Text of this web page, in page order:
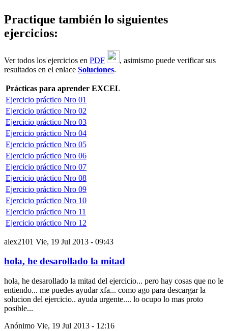
Practique también lo siguientes
ejercicios:
Ver todos los ejercicios en PDF
, asimismo puede verificar sus
resultados en el enlace Soluciones.
Prácticas para aprender EXCEL
Ejercicio práctico Nro 01
Ejercicio práctico Nro 02
Ejercicio práctico Nro 03
Ejercicio práctico Nro 04
Ejercicio práctico Nro 05
Ejercicio práctico Nro 06
Ejercicio práctico Nro 07
Ejercicio práctico Nro 08
Ejercicio práctico Nro 09
Ejercicio práctico Nro 10
Ejercicio práctico Nro 11
Ejercicio práctico Nro 12
alex2101 Vie, 19 Jul 2013 - 09:43
hola, he desarollado la mitad
hola, he desarollado la mitad del ejercicio... pero hay cosas que no le
entiendo... me puedes ayudar xfa... como ago para descargar la
solucion del ejercicio.. ayuda urgente.... lo ocupo lo mas proto
posible...
Anónimo Vie, 19 Jul 2013 - 12:16